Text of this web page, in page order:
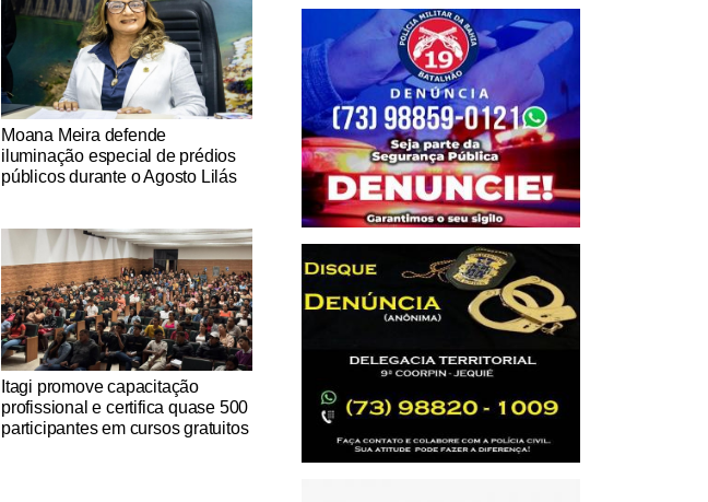
Notícias Católicas
Moana Meira defende
iluminação especial de prédios
públicos durante o Agosto Lilás
Notícias Católicas
Itagi promove capacitação
profissional e certifica quase 500
participantes em cursos gratuitos